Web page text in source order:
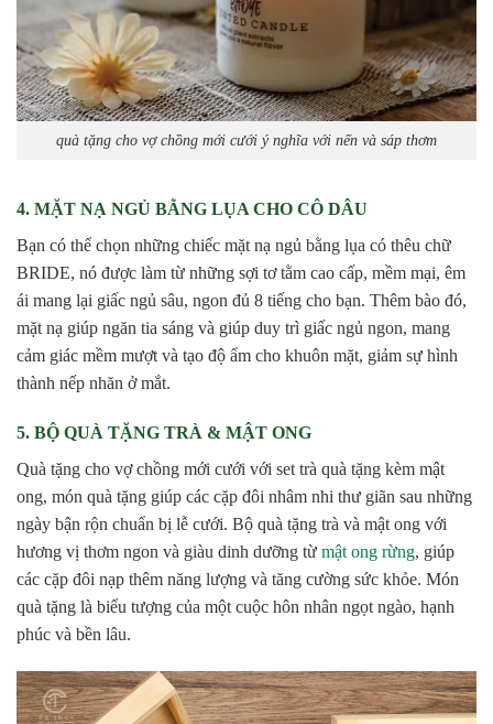
quà tặng cho vợ chồng mới cưới ý nghĩa với nến và sáp thơm
4. MẶT NẠ NGỦ BẰNG LỤA CHO CÔ DÂU
Bạn có thể chọn những chiếc mặt nạ ngủ bằng lụa có thêu chữ
BRIDE, nó được làm từ những sợi tơ tằm cao cấp, mềm mại, êm
ái mang lại giấc ngủ sâu, ngon đủ 8 tiếng cho bạn. Thêm bào đó,
mặt nạ giúp ngăn tia sáng và giúp duy trì giấc ngủ ngon, mang
cảm giác mềm mượt và tạo độ ẩm cho khuôn mặt, giảm sự hình
thành nếp nhăn ở mắt.
5. BỘ QUÀ TẶNG TRÀ & MẬT ONG
Quà tặng cho vợ chồng mới cưới với set trà quà tặng kèm mật
ong, món quà tặng giúp các cặp đôi nhâm nhi thư giãn sau những
ngày bận rộn chuẩn bị lễ cưới. Bộ quà tặng trà và mật ong với
hương vị thơm ngon và giàu dinh dưỡng từ mật ong rừng, giúp
các cặp đôi nạp thêm năng lượng và tăng cường sức khỏe. Món
quà tặng là biểu tượng của một cuộc hôn nhân ngọt ngào, hạnh
phúc và bền lâu.